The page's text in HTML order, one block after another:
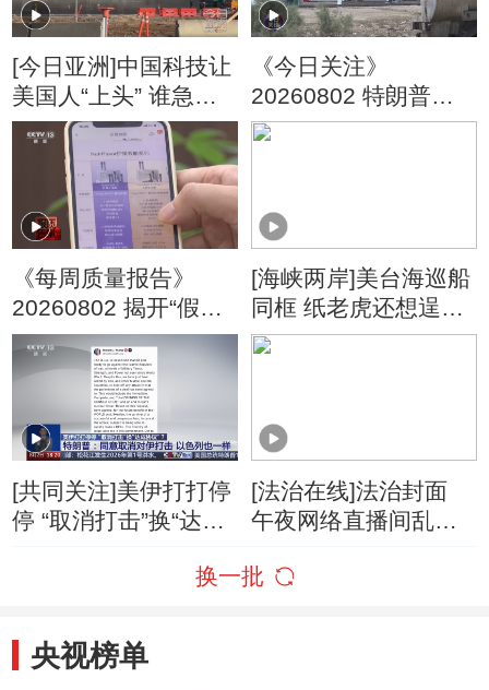
[今日亚洲]中国科技让
美国人“上头” 谁急
了？
《今日关注》
20260802 特朗普叫
停“最大规模”打击 伊
《每周质量报告》
20260802 揭开“假洋
牌”的真面目
[海峡两岸]美台海巡船
同框 纸老虎还想逞
威？
[共同关注]美伊打打停
停 “取消打击”换“达成
取消对伊打击 以色列
[法治在线]法治封面
午夜网络直播间乱象
换一批
央视榜单